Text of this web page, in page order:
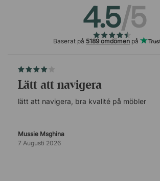
4.5/5
Baserat på 5189 omdömen på
lätt att navigera
lätt att navigera, bra kvalité på möbler
Mussie Msghina
7 Augusti 2026